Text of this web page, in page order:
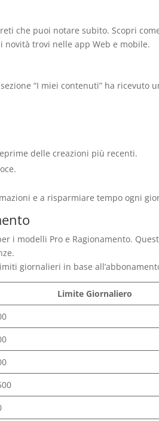
che puoi notare subito. Scopri
trovi nelle app Web e mobile.
“I miei contenuti” ha
delle creazioni più recenti.
e a risparmiare tempo ogni
i modelli Pro e Ragionamento.
giornalieri in base
Limite Giornaliero